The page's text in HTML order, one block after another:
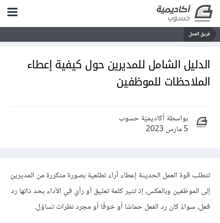
فريق العمل
الدليل الشامل للمديرين حول كيفية إعطاء
الملاحظات للموظفين
بواسطة أكاديميّة حسوب
5 مارس 2023
تتطلب قوة العمل الحديثة إعطاء آراء تطلعية بصورة متكررة من المديرين
إلى الموظفين وبالعكس، إذ تثير كلمة تعليق أو رأي في الأداء بحد ذاتها رد
فعل، سواءً كان رد الفعل حماسًا أو خوفًا أو مجرد نظرات تساؤل.